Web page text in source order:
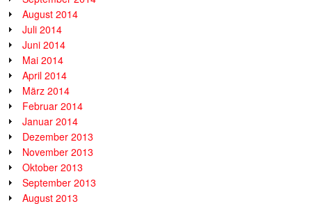
August 2014
Juli 2014
Juni 2014
Mai 2014
April 2014
März 2014
Februar 2014
Januar 2014
Dezember 2013
November 2013
Oktober 2013
September 2013
August 2013